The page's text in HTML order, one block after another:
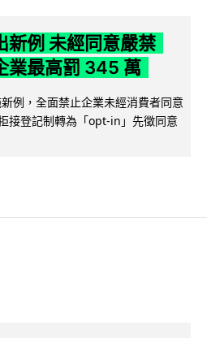
新例 未經同意嚴禁
業最高罰 345 萬
例，全面禁止企業未經消費者同意
接登記制轉為「opt-in」先徵同意